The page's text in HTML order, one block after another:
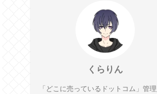
くらりん
「どこに売っているドットコム」管